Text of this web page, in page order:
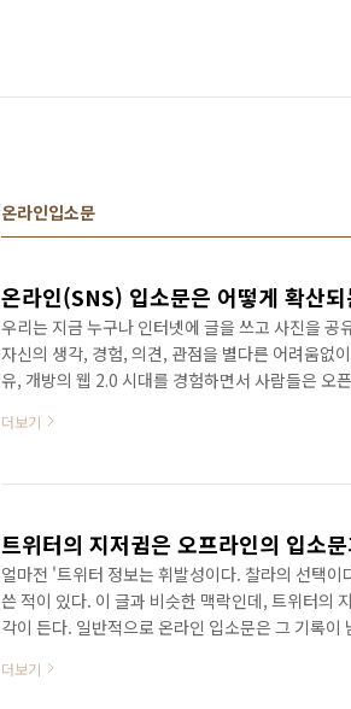
온라인입소문
온라인(SNS) 입소문은 어떻게 확산
우리는 지금 누구나 인터넷에 글을 쓰고 사진을
자신의 생각, 경험, 의견, 관점을 별다른 어려움없
유, 개방의 웹 2.0 시대를 경험하면서 사람들은 오
시간이 지남에 따라 묻히게 된다. 하지만 이러한
엄청난 타격을 받기에 충분했다(채선당 사례
더보기
트위터의 지저귐은 오프라인의 입소
얼마전 '트위터 정보는 휘발성이다. 찰라의 선
쓴 적이 있다. 이 글과 비슷한 맥락인데, 트위터의
각이 든다. 일반적으로 온라인 입소문은 그 기록
다른 형태로 기록되지 않는다. 하지만 온라인 상에
더보기